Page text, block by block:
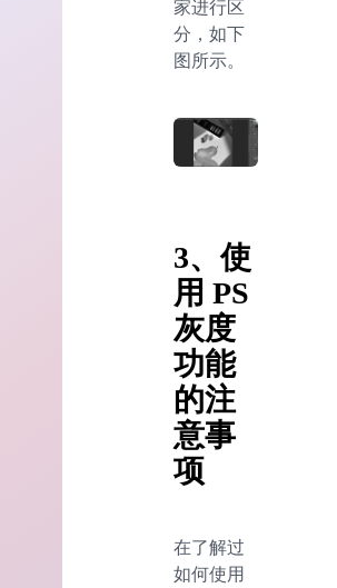
家进行区
分，如下
图所示。
3、使
用 PS
灰度
功能
的注
意事
项
在了解过
如何使用